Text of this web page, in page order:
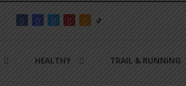
HEALTHY TRAIL & RUNNING